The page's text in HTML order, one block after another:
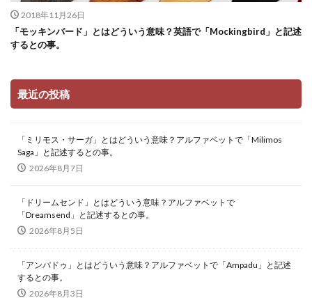
2018年11月26日
「モッキンバード」とはどういう意味？英語で「Mockingbird」と記述
するとの事。
最近の投稿
「ミリモス・サーガ」とはどういう意味？アルファベットで「Milimos
Saga」と記述するとの事。
2026年8月7日
「ドリームセンド」とはどういう意味？アルファベットで
「Dreamsend」と記述するとの事。
2026年8月5日
「アンパドゥ」とはどういう意味？アルファベットで「Ampadu」と記述
するとの事。
2026年8月3日